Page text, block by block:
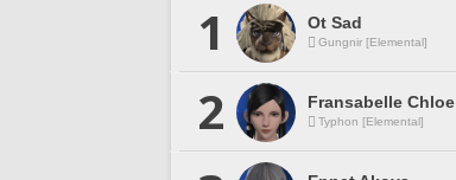
1 Ot Sad
Gungnir [Elemental]
2 Fransabelle Chloe
Typhon [Elemental]